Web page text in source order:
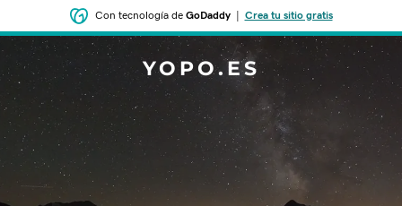
Con tecnología de GoDaddy| Crea tu sitio gratis
YOPO.ES